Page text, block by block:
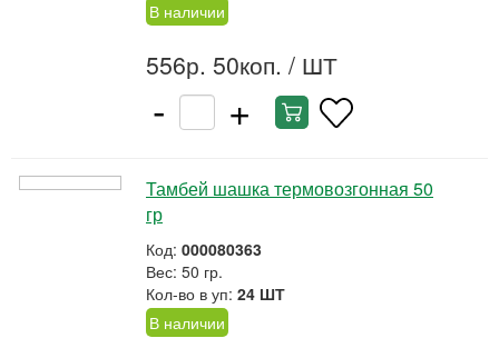
В наличии
556р. 50коп. / ШТ
- +
Тамбей шашка термовозгонная 50
гр
Код: 000080363
Вес: 50 гр.
Кол-во в уп: 24 ШТ
В наличии